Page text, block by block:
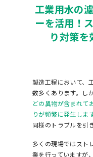
工業用水の
ーを活用！
り対策を
製造工程において、
数多くあります。し
どの異物が含まれて
りが頻繁に発生しま
同様のトラブルを引
多くの現場ではスト
業を行っていますが